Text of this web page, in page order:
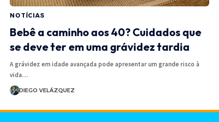
NOTÍCIAS
Bebê a caminho aos 40? Cuidados que
se deve ter em uma grávidez tardia
A grávidez em idade avançada pode apresentar um grande risco à
vida…
DIEGO VELÁZQUEZ